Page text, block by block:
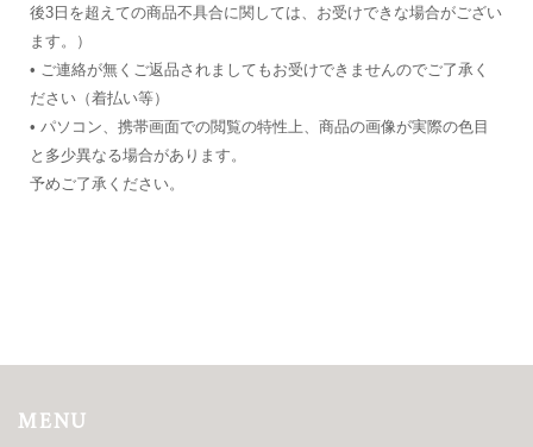
後3日を超えての商品不具合に関しては、お受けできな場合がござい
ます。）
• ご連絡が無くご返品されましてもお受けできませんのでご了承く
ださい（着払い等）
• パソコン、携帯画面での閲覧の特性上、商品の画像が実際の色目
と多少異なる場合があります。
予めご了承ください。
MENU